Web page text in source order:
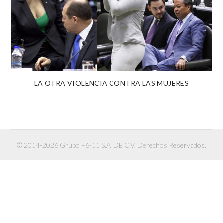
LA OTRA VIOLENCIA CONTRA LAS MUJERES
© 2014-2026 Grupo F6-11 S.A. DE C.V. Derechos Reservados.